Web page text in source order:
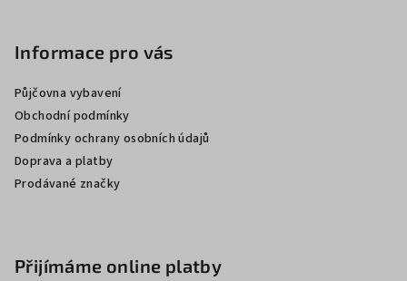
Informace pro vás
Půjčovna vybavení
Obchodní podmínky
Podmínky ochrany osobních údajů
Doprava a platby
Prodávané značky
Přijímáme online platby